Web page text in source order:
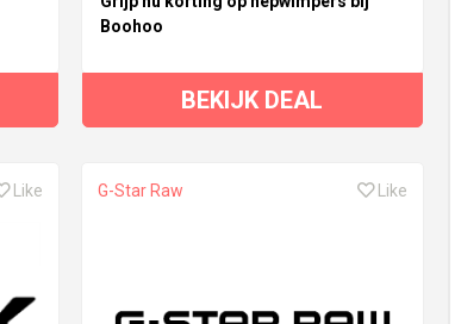
Boohoo
BEKIJK DEAL
Like G-Star Raw Like